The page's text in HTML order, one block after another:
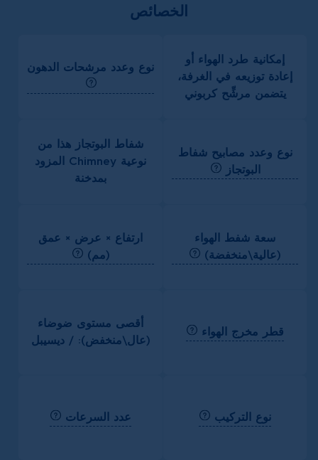
الخصائص
إمكانية طرد الهواء أو
إعادة توزيعه في الغرفة،
يتضمن مرشِّح كربوني
نوع وعدد مرشحات الدهون
نوع وعدد مصابيح شفاط
البوتجاز
شفاط البوتجاز هذا من
نوعية Chimney المزود
بمدخنة
سعة شفط الهواء
(عالية\منخفضة)
ارتفاع × عرض × عمق
(مم)
قطر مخرج الهواء
أقصى مستوى ضوضاء
(عال\منخفض): / ديسيبل
نوع التركيب عدد السرعات